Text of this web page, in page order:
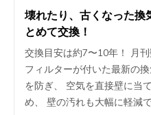
壊れたり、古くなった換
とめて交換！
交換目安は約7〜10年！ 月
フィルターが付いた最新の
を防ぎ、 空気を直接壁に当
め、 壁の汚れも大幅に軽減で